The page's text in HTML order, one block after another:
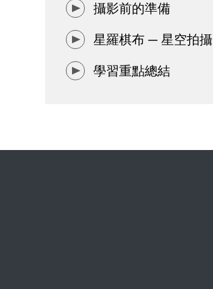
攝影前的準備
星羅棋布 ─ 星空拍攝
學習重點總結